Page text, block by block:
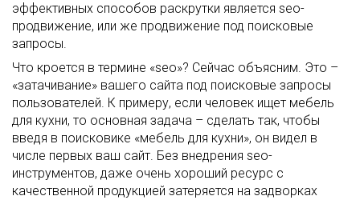
эффективных способов раскрутки является seo-
продвижение, или же продвижение под поисковые
запросы.
Что кроется в термине «seo»? Сейчас объясним. Это –
«затачивание» вашего сайта под поисковые запросы
пользователей. К примеру, если человек ищет мебель
для кухни, то основная задача – сделать так, чтобы
введя в поисковике «мебель для кухни», он видел в
числе первых ваш сайт. Без внедрения seo-
инструментов, даже очень хороший ресурс с
качественной продукцией затеряется на задворках